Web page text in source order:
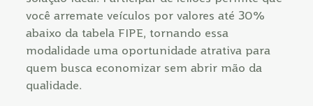
você arremate veículos por valores até 30%
abaixo da tabela FIPE, tornando essa
modalidade uma oportunidade atrativa para
quem busca economizar sem abrir mão da
qualidade.